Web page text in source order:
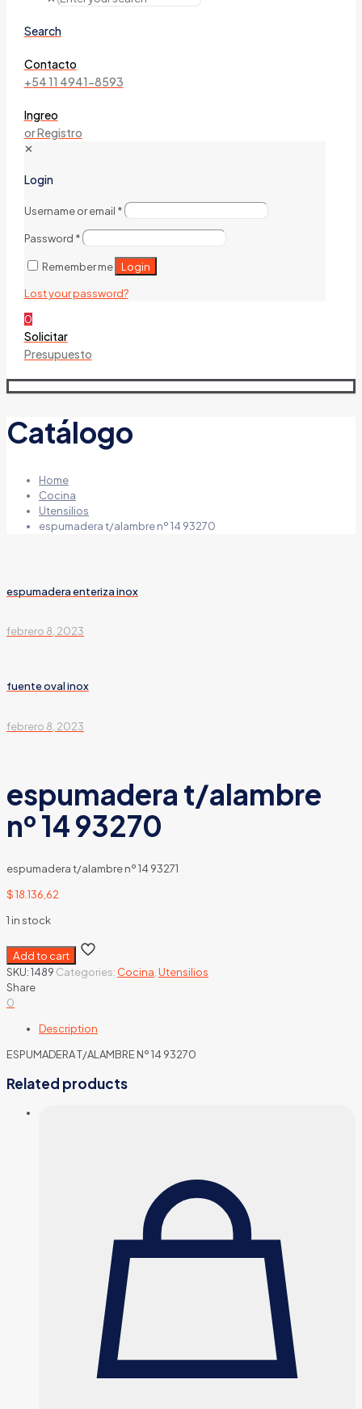
Search
Contacto
+54 11 4941-8593
Ingreo
or Registro
✕
Login
Username or email *
Password *
Remember me Login
Lost your password?
0
Solicitar
Presupuesto
Catálogo
Home
Cocina
Utensilios
espumadera t/alambre nº 14 93270
espumadera enteriza inox
febrero 8, 2023
fuente oval inox
febrero 8, 2023
espumadera t/alambre
nº 14 93270
espumadera t/alambre nº 14 93271
$18.136,62
1 in stock
Add to cart
SKU:1489 Categories: Cocina Utensilios
Share
0
Description
ESPUMADERA T/ALAMBRE Nº 14 93270
Related products